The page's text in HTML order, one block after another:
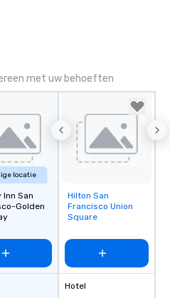
met uw behoeften
locatie
Inn San
Golden
Removed from
favorites
Hilton San
Francisco Union
Square
Hotel